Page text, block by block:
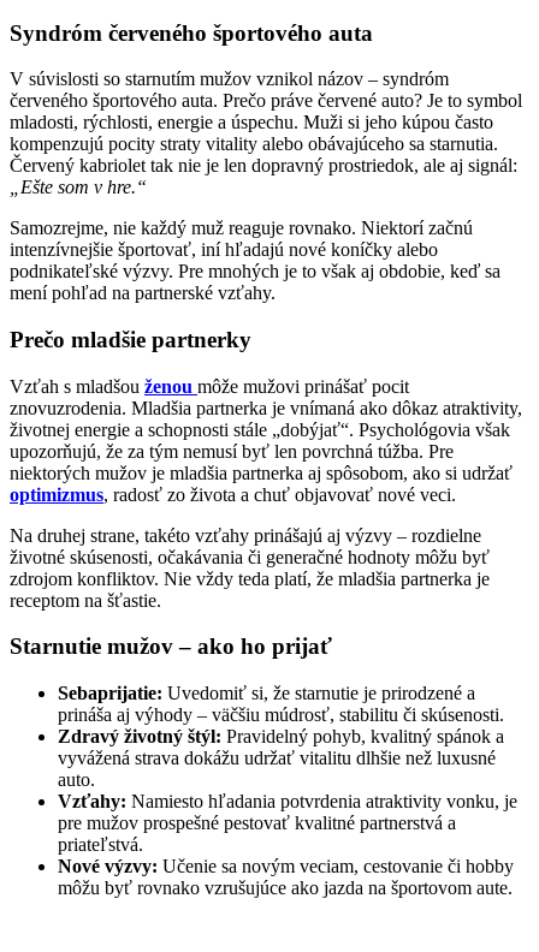
Syndróm červeného športového auta
V súvislosti so starnutím mužov vznikol názov – syndróm
červeného športového auta. Prečo práve červené auto? Je to symbol
mladosti, rýchlosti, energie a úspechu. Muži si jeho kúpou často
kompenzujú pocity straty vitality alebo obávajúceho sa starnutia.
Červený kabriolet tak nie je len dopravný prostriedok, ale aj signál:
„Ešte som v hre.“
Samozrejme, nie každý muž reaguje rovnako. Niektorí začnú
intenzívnejšie športovať, iní hľadajú nové koníčky alebo
podnikateľské výzvy. Pre mnohých je to však aj obdobie, keď sa
mení pohľad na partnerské vzťahy.
Prečo mladšie partnerky
Vzťah s mladšou ženou môže mužovi prinášať pocit
znovuzrodenia. Mladšia partnerka je vnímaná ako dôkaz atraktivity,
životnej energie a schopnosti stále „dobýjať“. Psychológovia však
upozorňujú, že za tým nemusí byť len povrchná túžba. Pre
niektorých mužov je mladšia partnerka aj spôsobom, ako si udržať
optimizmus, radosť zo života a chuť objavovať nové veci.
Na druhej strane, takéto vzťahy prinášajú aj výzvy – rozdielne
životné skúsenosti, očakávania či generačné hodnoty môžu byť
zdrojom konfliktov. Nie vždy teda platí, že mladšia partnerka je
receptom na šťastie.
Starnutie mužov – ako ho prijať
Sebaprijatie: Uvedomiť si, že starnutie je prirodzené a
prináša aj výhody – väčšiu múdrosť, stabilitu či skúsenosti.
Zdravý životný štýl: Pravidelný pohyb, kvalitný spánok a
vyvážená strava dokážu udržať vitalitu dlhšie než luxusné
auto.
Vzťahy: Namiesto hľadania potvrdenia atraktivity vonku, je
pre mužov prospešné pestovať kvalitné partnerstvá a
priateľstvá.
Nové výzvy: Učenie sa novým veciam, cestovanie či hobby
môžu byť rovnako vzrušujúce ako jazda na športovom aute.